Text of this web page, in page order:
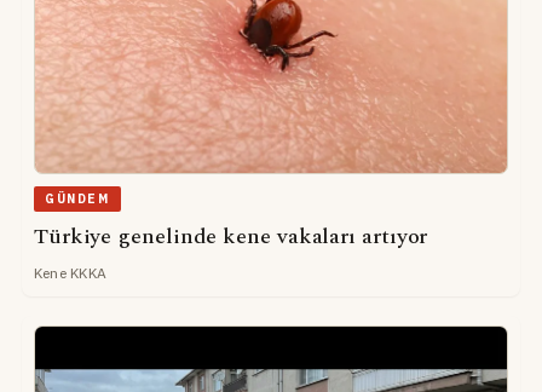
GÜNDEM
Türkiye genelinde kene vakaları artıyor
Kene KKKA